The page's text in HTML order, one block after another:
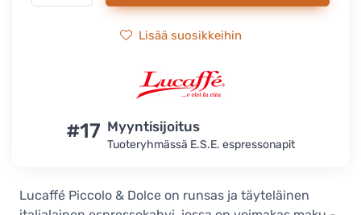
Lisää suosikkeihin
#17 Myyntisijoitus
Tuoteryhmässä E.S.E. espressonapit
Lucaffé Piccolo & Dolce on runsas ja täyteläinen